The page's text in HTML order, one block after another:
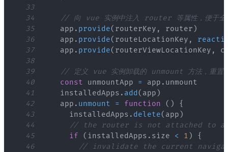
33
34
// 向 vue 实例中注入 router 等属性，便于全
35
    app
. provide( routerKey , router )
36
    app
. provide( routeLocationKey ,
37
    app
. provide( routerViewLocationKey ,
38
39
// 定义 vue 实例卸载的 unmount 方法，重
40
const unmountApp = app . unmount
41
    installedApps
. add ( app )
42
    app
. unmount = function ( )
{
43
      installedApps
. delete( app )
44
// the router is not attached to an
45
if ( installedApps . size < 1 )
{
46
// invalidate the current